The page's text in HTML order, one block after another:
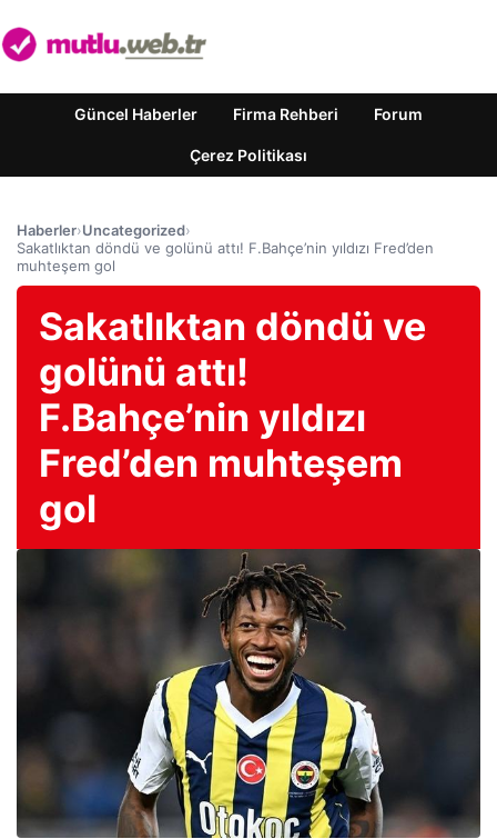
Güncel Haberler Firma Rehberi Forum
Çerez Politikası
Haberler›Uncategorized›
Sakatlıktan döndü ve golünü attı! F.Bahçe’nin yıldızı Fred’den
muhteşem gol
Sakatlıktan döndü ve
golünü attı!
F.Bahçe’nin yıldızı
Fred’den muhteşem
gol